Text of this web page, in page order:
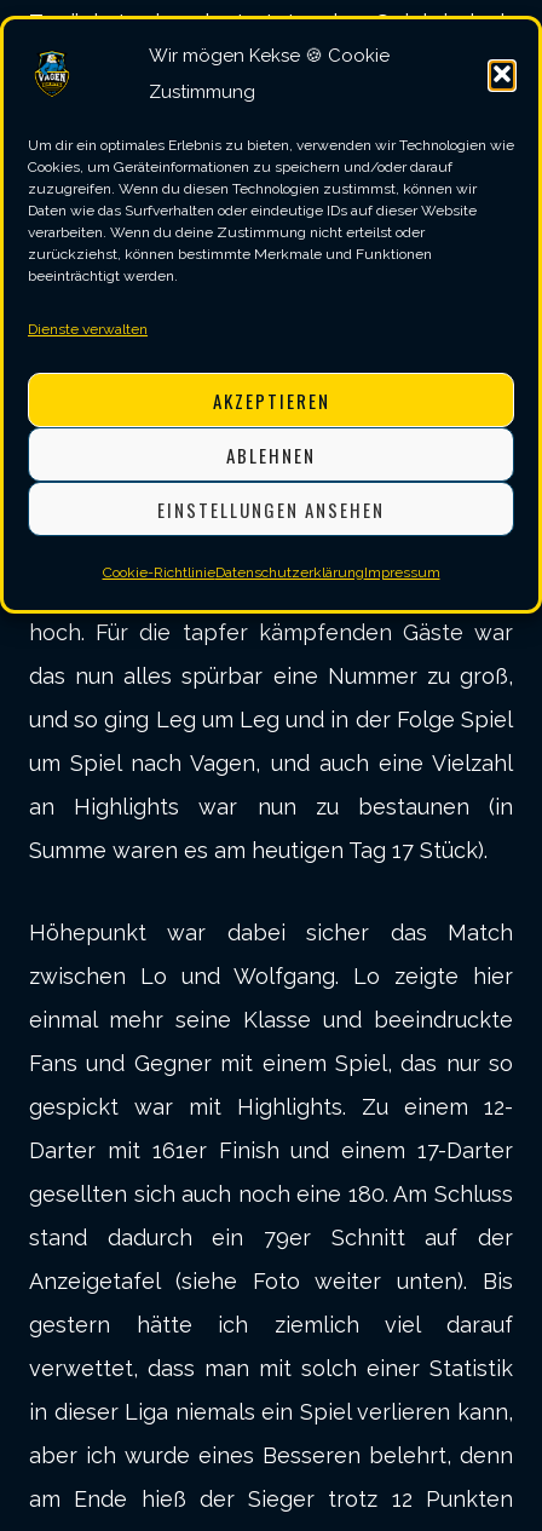
Wir mögen Kekse 🍪 Cookie
Zustimmung
Um dir ein optimales Erlebnis zu bieten, verwenden wir Technologien wie
Cookies, um Geräteinformationen zu speichern und/oder darauf
zuzugreifen. Wenn du diesen Technologien zustimmst, können wir
Daten wie das Surfverhalten oder eindeutige IDs auf dieser Website
verarbeiten. Wenn du deine Zustimmung nicht erteilst oder
zurückziehst, können bestimmte Merkmale und Funktionen
beeinträchtigt werden.
Dienste verwalten
AKZEPTIEREN
ABLEHNEN
EINSTELLUNGEN ANSEHEN
Cookie-RichtlinieDatenschutzerklärungImpressum
Zunächst einmal startete das Spiel jedoch
eher gemächlich mit je 3 Siegen für jede der
beiden Mannschaften. Zu diesem Zeitpunkt
sah also noch alles nach einer engen und
spannenden Partie aus. Das sollte sich im
Anschluss allerdings recht schnell ändern. So
gingen die verbleibenden 2 Einzel der ersten
Spielhälfte sowie das Doppel nach Vagen,
wodurch sich ein Halbzeitstand von 6:3 und
ein Polster für die zweite Halbzeit ergab.
2. Halbzeit
hoch. Für die tapfer kämpfenden Gäste war
das nun alles spürbar eine Nummer zu groß,
und so ging Leg um Leg und in der Folge Spiel
um Spiel nach Vagen, und auch eine Vielzahl
an Highlights war nun zu bestaunen (in
Summe waren es am heutigen Tag 17 Stück).
Höhepunkt war dabei sicher das Match
zwischen Lo und Wolfgang. Lo zeigte hier
einmal mehr seine Klasse und beeindruckte
Fans und Gegner mit einem Spiel, das nur so
gespickt war mit Highlights. Zu einem 12-
Darter mit 161er Finish und einem 17-Darter
gesellten sich auch noch eine 180. Am Schluss
stand dadurch ein 79er Schnitt auf der
Anzeigetafel (siehe Foto weiter unten). Bis
gestern hätte ich ziemlich viel darauf
verwettet, dass man mit solch einer Statistik
in dieser Liga niemals ein Spiel verlieren kann,
aber ich wurde eines Besseren belehrt, denn
am Ende hieß der Sieger trotz 12 Punkten